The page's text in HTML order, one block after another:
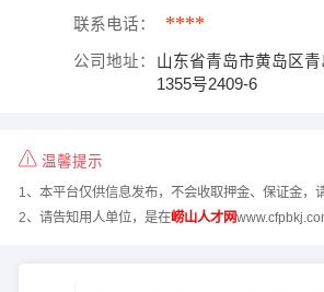
联系电话： ****
公司地址：
山东省青岛市黄岛区
1355号2409-6
温馨提示
1、本平台仅供信息发布，不会收取押金、保证金，
2、请告知用人单位，是在崂山人才网